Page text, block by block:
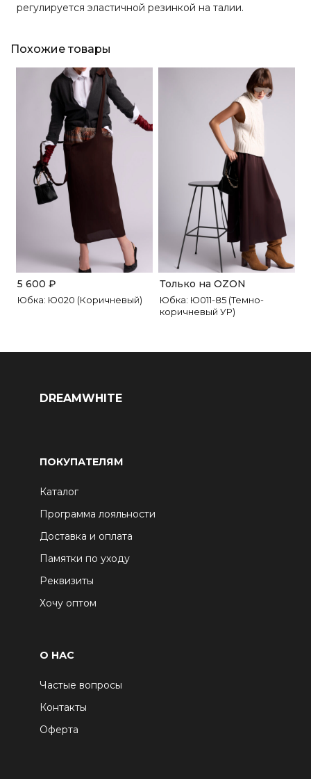
регулируется эластичной резинкой на талии.
Похожие товары
Юбка: Ю020 (Коричневый)
5 600 ₽
Юбка: Ю011-85 (Темно-
коричневый УР)
Только на OZON
DREAMWHITE
ПОКУПАТЕЛЯМ
Каталог
Программа лояльности
Доставка и оплата
Памятки по уходу
Реквизиты
Хочу оптом
О НАС
Частые вопросы
Контакты
Оферта